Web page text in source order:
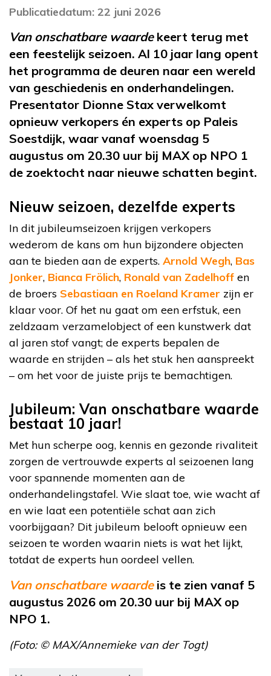
Publicatiedatum: 22 juni 2026
Van onschatbare waardekeert terug met
een feestelijk seizoen. Al 10 jaar lang opent
het programma de deuren naar een wereld
van geschiedenis en onderhandelingen.
Presentator Dionne Stax verwelkomt
opnieuw verkopers én experts op Paleis
Soestdijk, waar vanaf woensdag 5
augustus om 20.30 uur bij MAX op NPO 1
de zoektocht naar nieuwe schatten begint.
Nieuw seizoen, dezelfde experts
In dit jubileumseizoen krijgen verkopers
wederom de kans om hun bijzondere objecten
aan te bieden aan de experts. Arnold Wegh, Bas
Jonker, Bianca Frölich, Ronald van Zadelhoff en
de broers Sebastiaan en Roeland Kramer zijn er
klaar voor. Of het nu gaat om een erfstuk, een
zeldzaam verzamelobject of een kunstwerk dat
al jaren stof vangt; de experts bepalen de
waarde en strijden – als het stuk hen aanspreekt
– om het voor de juiste prijs te bemachtigen.
Jubileum: Van onschatbare waarde
bestaat 10 jaar!
Met hun scherpe oog, kennis en gezonde rivaliteit
zorgen de vertrouwde experts al seizoenen lang
voor spannende momenten aan de
onderhandelingstafel. Wie slaat toe, wie wacht af
en wie laat een potentiële schat aan zich
voorbijgaan? Dit jubileum belooft opnieuw een
seizoen te worden waarin niets is wat het lijkt,
totdat de experts hun oordeel vellen.
Van onschatbare waarde is te zien vanaf 5
augustus 2026 om 20.30 uur bij MAX op
NPO 1.
(Foto: © MAX/Annemieke van der Togt)